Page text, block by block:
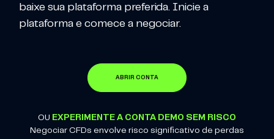
baixe sua plataforma preferida. Inicie a
plataforma e comece a negociar.
ABRIR CONTA
OU EXPERIMENTE A CONTA DEMO SEM RISCO
Negociar CFDs envolve risco significativo de perdas